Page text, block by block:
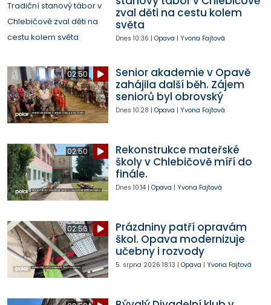
zval děti na cestu kolem
světa
Dnes 10:36 | Opava | Yvona Fajtová
02:50
Senior akademie v Opavě
zahájila další běh. Zájem
seniorů byl obrovský
Dnes 10:28 | Opava | Yvona Fajtová
02:50
Rekonstrukce mateřské
školy v Chlebičově míří do
finále.
Dnes 10:14| Opava | Yvona Fajtová
02:56
Prázdniny patří opravám
škol. Opava modernizuje
učebny i rozvody
5. srpna 2026 18:13 | Opava | Yvona Fajtová